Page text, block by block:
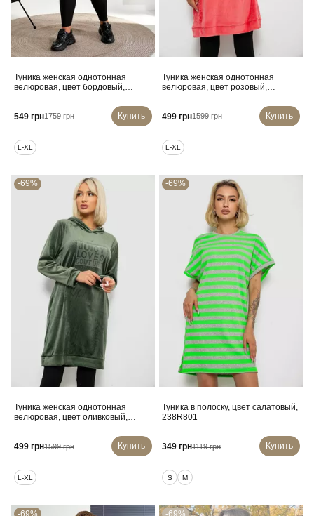
Туника женская однотонная
велюровая, цвет бордовый,
549 грн1759 грн Купить
L-XL
Туника женская однотонная
велюровая, цвет розовый,
499 грн1599 грн Купить
L-XL
-69%
Туника женская однотонная
велюровая, цвет оливковый,
499 грн1599 грн Купить
L-XL
-69%
Туника в полоску, цвет салатовый,
238R801
349 грн1119 грн Купить
S M
-69% -69%